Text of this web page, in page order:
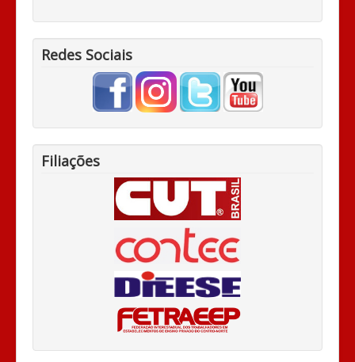
Redes Sociais
Filiações